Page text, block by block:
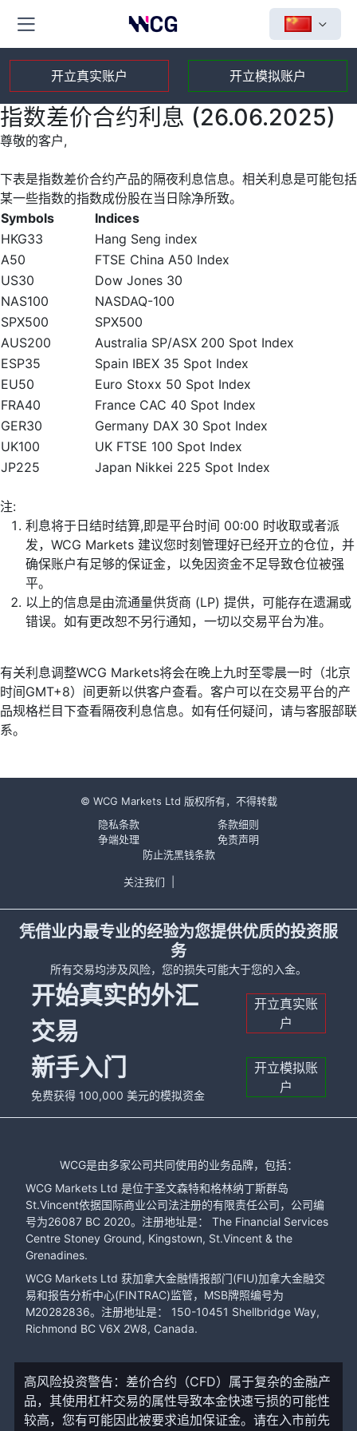
开立真实账户 开立模拟账户
指数差价合约利息 (26.06.2025)
尊敬的客户,
下表是指数差价合约产品的隔夜利息信息。相关利息是可能包括
某一些指数的指数成份股在当日除净所致。
Symbols
Indices
HKG33
Hang Seng index
A50
FTSE China A50 Index
US30
Dow Jones 30
NAS100
NASDAQ-100
SPX500
SPX500
AUS200
Australia SP/ASX 200 Spot Index
ESP35
Spain IBEX 35 Spot Index
EU50
Euro Stoxx 50 Spot Index
FRA40
France CAC 40 Spot Index
GER30
Germany DAX 30 Spot Index
UK100
UK FTSE 100 Spot Index
JP225
Japan Nikkei 225 Spot Index
注:
利息将于日结时结算,即是平台时间 00:00 时收取或者派
发，WCG Markets 建议您时刻管理好已经开立的仓位，并
确保账户有足够的保证金，以免因资金不足导致仓位被强
平。
以上的信息是由流通量供货商 (LP) 提供，可能存在遗漏或
错误。如有更改恕不另行通知，一切以交易平台为准。
有关利息调整WCG Markets将会在晚上九时至零晨一时（北京
时间GMT+8）间更新以供客户查看。客户可以在交易平台的产
品规格栏目下查看隔夜利息信息。如有任何疑问，请与客服部联
系。
© WCG Markets Ltd 版权所有，不得转载
隐私条款
条款细则
争端处理
免责声明
防止洗黑钱条款
关注我们
凭借业内最专业的经验为您提供优质的投资服
务
所有交易均涉及风险，您的损失可能大于您的入金。
开始真实的外汇
交易
开立真实账
户
新手入门
免费获得 100,000 美元的模拟资金
开立模拟账
户
WCG是由多家公司共同使用的业务品牌，包括：
WCG Markets Ltd 是位于圣文森特和格林纳丁斯群岛
St.Vincent依据国际商业公司法注册的有限责任公司，公司编
号为26087 BC 2020。注册地址是： The Financial Services
Centre Stoney Ground, Kingstown, St.Vincent & the
Grenadines.
WCG Markets Ltd 获加拿大金融情报部门(FIU)加拿大金融交
易和报告分析中心(FINTRAC)监管，MSB牌照编号为
M20282836。注册地址是： 150-10451 Shellbridge Way,
Richmond BC V6X 2W8, Canada.
高风险投资警告：差价合约（CFD）属于复杂的金融产
品，其使用杠杆交易的属性导致本金快速亏损的可能性
较高，您有可能因此被要求追加保证金。请在入市前先